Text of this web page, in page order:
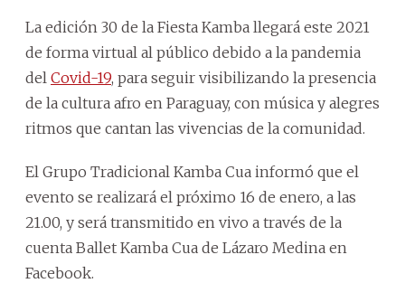
La edición 30 de la Fiesta Kamba llegará este 2021
de forma virtual al público debido a la pandemia
del Covid-19, para seguir visibilizando la presencia
de la cultura afro en Paraguay, con música y alegres
ritmos que cantan las vivencias de la comunidad.
El Grupo Tradicional Kamba Cua informó que el
evento se realizará el próximo 16 de enero, a las
21.00, y será transmitido en vivo a través de la
cuenta Ballet Kamba Cua de Lázaro Medina en
Facebook.